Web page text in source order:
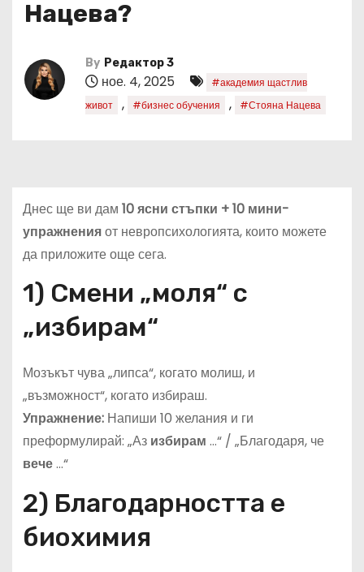
Нацева?
By Редактор 3
ное. 4, 2025
#академия щастлив
живот
, #бизнес обучения , #Стояна Нацева
Днес ще ви дам 10 ясни стъпки + 10 мини-
упражненияот невропсихологията, които можете
да приложите още сега.
1) Смени „моля“ с
„избирам“
Мозъкът чува „липса“, когато молиш, и
„възможност“, когато избираш.
Упражнение:Напиши 10 желания и ги
преформулирай: „Аз избирам …“ / „Благодаря, че
вече…“
2) Благодарността е
биохимия